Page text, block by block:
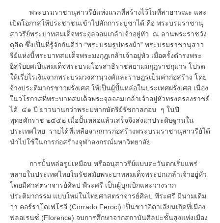
พระบรมราชานุสาวรีย์แห่งแรกที่สร้างไว้ในที่สาธารณะ และ
เปิดโอกาสให้ประชาชนเข้าไปสักการะบูชาได้ คือ พระบรมราชานุ
สาวรีย์พระบาทสมเด็จพระจุลจอมเกล้าเจ้าอยู่หัว ณ ลานพระราชวัง
ดุสิต ซึ่งเป็นที่รู้จักกันดีว่า “พระบรมรูปทรงม้า” พระบรมราชานุสาว
รีย์แห่งนี้พระบาทสมเด็จพระมงกุฎเกล้าเจ้าอยู่หัว เมื่อครั้งดำรงพระ
อิสริยยศเป็นสมเด็จพระบรมโอรสาธิราชสยามมกุฎราชกุมาร โปรด
ให้เรี่ยไรเงินจากพระบรมวงศานุวงศ์และราษฎรเป็นค่าก่อสร้าง โดย
จ้างประติมากรชาวฝรั่งเศส ให้เป็นผู้ปั้นหล่อในประเทศฝรั่งเศส เนื่อง
ในวโรกาสที่พระบาทสมเด็จพระจุลจอมเกล้าเจ้าอยู่หัวทรงครองราชย์
ได้ ๔๑ ปี ยาวนานกว่าพระมหากษัตริย์รัชกาลก่อน ๆ ในปี
พุทธศักราช ๒๔๕๒ เมื่อปั้นหล่อแล้วเสร็จจึงส่งมาประดิษฐานใน
ประเทศไทย รายได้ที่เหลือจากการก่อสร้างพระบรมราชานุสาวรีย์ได้
นำไปใช้ในการก่อสร้างจุฬาลงกรณ์มหาวิทยาลัย
การปั้นหล่อรูปเหมือน หรืออนุสาวรีย์แบบตะวันตกเริ่มแพร่
หลายในประเทศไทยในรัชสมัยพระบาทสมเด็จพระปกเกล้าเจ้าอยู่หัว
โดยมีศาสตราจารย์ศิลป พีระศรี เป็นผู้บุกเบิกและวางราก
ประติมากรรม แบบใหม่ในไทยศาสตราจารย์ศิลป พีระศรี มีนามเดิม
ว่า คอร์ราโดเฟโรจี (Corrado Feroci) เป็นชาวอิตาเลียนเกิดที่เมือง
ฟลอเรนซ์ (FIorence) จบการศึกษาจากสถาบันศิลปะชั้นสูงแห่งเมือง